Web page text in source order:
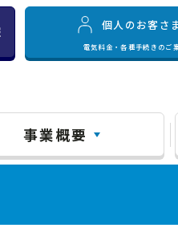
個人のお客さ
電気料金・各種手続きのご
事業概要